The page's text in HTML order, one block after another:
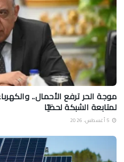
موجة الحر ترفع الأحمال..
لمتابعة الشبكة لحظيًا